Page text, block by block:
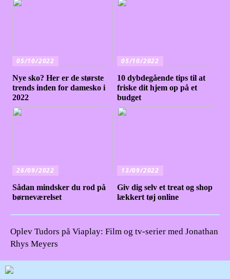
05/10/2022
Nye sko? Her er de største
trends inden for damesko i
2022
05/10/2022
10 dybdegående tips til at
friske dit hjem op på et
budget
26/09/2022
Sådan mindsker du rod på
børneværelset
13/09/2022
Giv dig selv et treat og shop
lækkert tøj online
Oplev Tudors på Viaplay: Film og tv-serier med Jonathan
Rhys Meyers